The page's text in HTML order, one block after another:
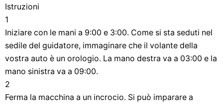
Istruzioni
1
Iniziare con le mani a 9:00 e 3:00. Come si sta seduti nel
sedile del guidatore, immaginare che il volante della
vostra auto è un orologio. La mano destra va a 03:00 e la
mano sinistra va a 09:00.
2
Ferma la macchina a un incrocio. Si può imparare a